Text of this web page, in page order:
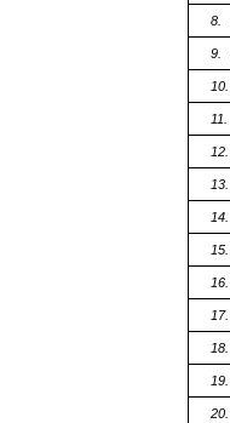
8.
9.
10.
11.
12.
13.
14.
15.
16.
17.
18.
19.
20.